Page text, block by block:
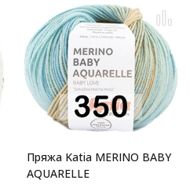
Пряжа Katia MERINO BABY
AQUARELLE